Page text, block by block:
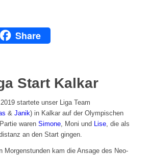
Share
Start Kalkar
startete unser Liga Team
& Janik) in Kalkar auf der Olympischen
waren Simone, Moni und Lise, die als
an den Start gingen.
Morgenstunden kam die Ansage des Neo-